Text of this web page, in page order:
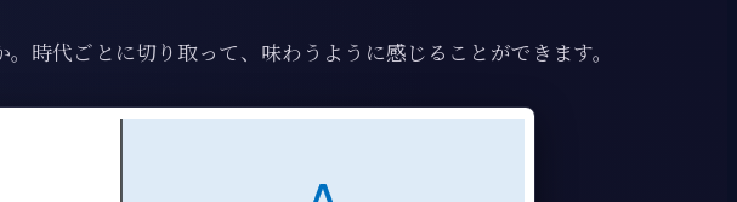
時代ごとに切り取って、味わうように感じることができます。